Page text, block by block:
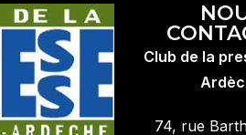
Club de la
74, rue